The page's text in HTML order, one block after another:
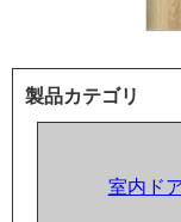
製品カテゴリ
室内ド